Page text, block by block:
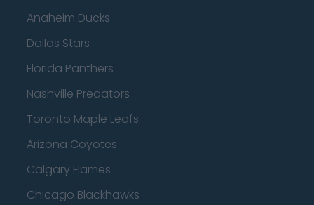
Anaheim Ducks
Dallas Stars
Florida Panthers
Nashville Predators
Toronto Maple Leafs
Arizona Coyotes
Calgary Flames
Chicago Blackhawks